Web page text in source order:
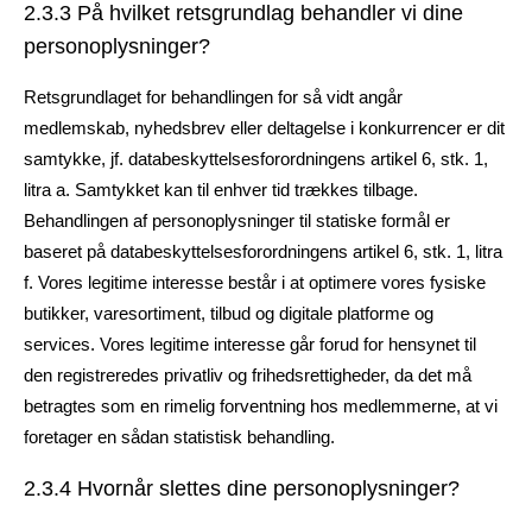
2.3.3 På hvilket retsgrundlag behandler vi dine
personoplysninger?
Retsgrundlaget for behandlingen for så vidt angår
medlemskab, nyhedsbrev eller deltagelse i konkurrencer er dit
samtykke, jf. databeskyttelsesforordningens artikel 6, stk. 1,
litra a. Samtykket kan til enhver tid trækkes tilbage.
Behandlingen af personoplysninger til statiske formål er
baseret på databeskyttelsesforordningens artikel 6, stk. 1, litra
f. Vores legitime interesse består i at optimere vores fysiske
butikker, varesortiment, tilbud og digitale platforme og
services. Vores legitime interesse går forud for hensynet til
den registreredes privatliv og frihedsrettigheder, da det må
betragtes som en rimelig forventning hos medlemmerne, at vi
foretager en sådan statistisk behandling.
2.3.4 Hvornår slettes dine personoplysninger?